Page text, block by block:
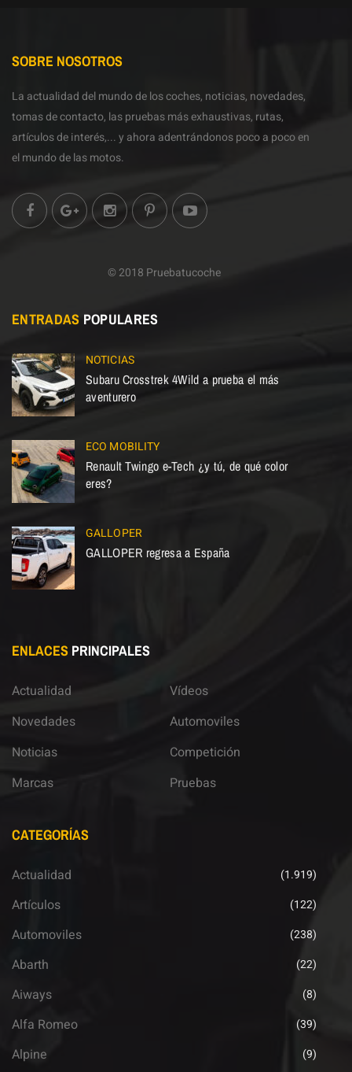
SOBRE NOSOTROS
La actualidad del mundo de los coches, noticias, novedades,
tomas de contacto, las pruebas más exhaustivas, rutas,
artículos de interés,... y ahora adentrándonos poco a poco en
el mundo de las motos.
© 2018 Pruebatucoche
ENTRADAS POPULARES
NOTICIAS
Subaru Crosstrek 4Wild a prueba el más
aventurero
ECO MOBILITY
Renault Twingo e-Tech ¿y tú, de qué color
eres?
GALLOPER
GALLOPER regresa a España
ENLACES PRINCIPALES
Actualidad
Novedades
Noticias
Marcas
Vídeos
Automoviles
Competición
Pruebas
CATEGORÍAS
Actualidad (1.919)
Artículos (122)
Automoviles (238)
Abarth (22)
Aiways (8)
Alfa Romeo (39)
Alpine (9)